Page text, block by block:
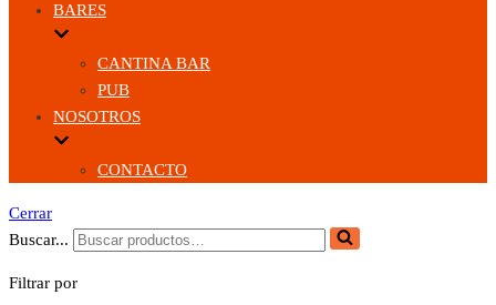
BARES
CANTINA BAR
PUB
NOSOTROS
CONTACTO
Cerrar
Buscar...
Filtrar por